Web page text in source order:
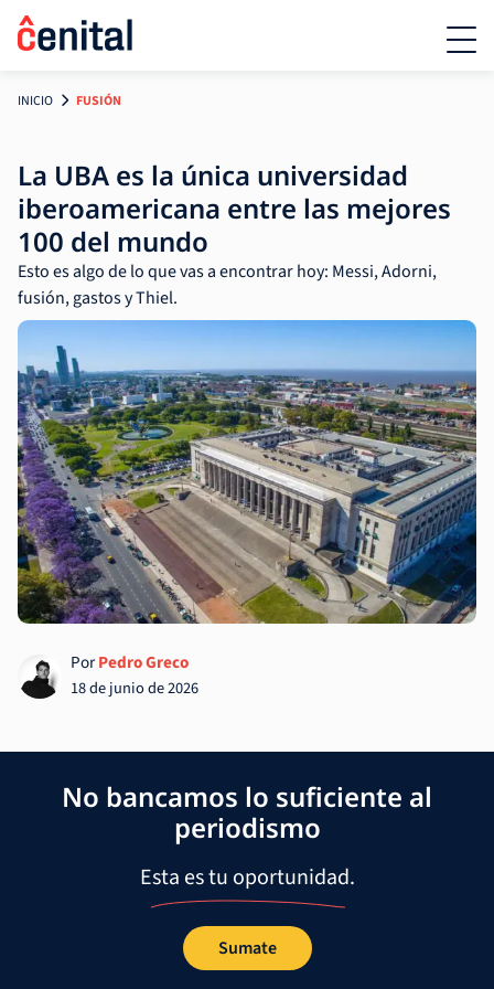
INICIO FUSIÓN
La UBA es la única universidad
iberoamericana entre las mejores
100 del mundo
Esto es algo de lo que vas a encontrar hoy: Messi, Adorni,
fusión, gastos y Thiel.
PorPedro Greco
18 de junio de 2026
No bancamos lo suficiente al
periodismo
Esta es tu oportunidad.
Sumate